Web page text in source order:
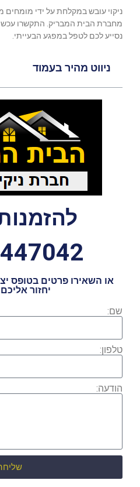
ניווט מהיר בעמוד
או השאירו פרטים בטופס
יחזור
שם:
טלפון:
הודעה:
ניקוי עובש במקלחת על ידי מומחים
מחברת הבית המבריק. התקשרו
נסייע לכם לטפל במפגע הבעייתי.